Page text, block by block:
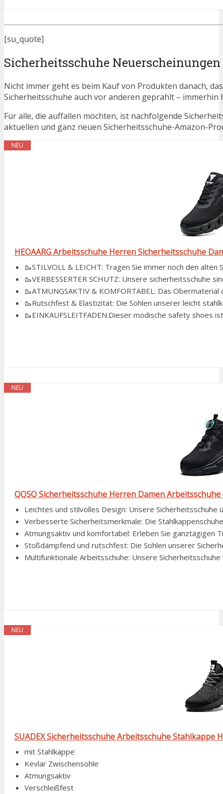
[su_quote]
Sicherheitsschuhe Neuerscheinungen
Nicht immer geht es beim Kauf von Produkten danach,
Sicherheitsschuhe auch vor anderen geprahlt –
Für alle, die auffallen möchten, ist nachfolgende
aktuellen und ganz neuen Sicherheitsschuhe-Amazon-
NEU
HEOAARG Arbeitsschuhe Herren Sicherheitsschuhe
🥾STILVOLL & LEICHT: Tragen Sie immer noch den
🥾VERBESSERTER SCHUTZ: Unsere
🥾ATMUNGSAKTIV & KOMFORTABEL: Das
🥾Rutschfest & Elastizität: Die Sohlen unserer leicht
🥾EINKAUFSLEITFADEN:Dieser modische safety shoes
NEU
QQSQ Sicherheitsschuhe Herren Damen
Leichtes und stilvolles Design: Unsere
Verbesserte Sicherheitsmerkmale: Die
Atmungsaktiv und komfortabel: Erleben Sie ganztägigen
Stoßdämpfend und rutschfest: Die Sohlen unserer
Multifunktionale Arbeitsschuhe: Unsere
NEU
SUADEX Sicherheitsschuhe Arbeitsschuhe Stahlkappe
mit Stahlkappe
Kevlar Zwischensohle
Atmungsaktiv
Verschleißfest